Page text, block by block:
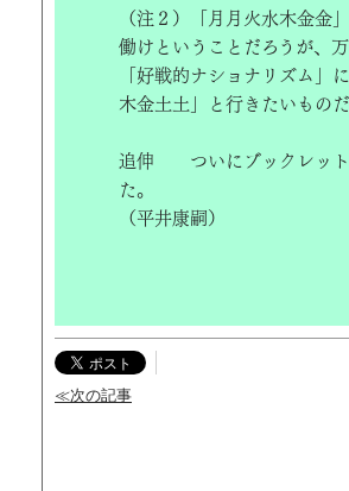
（注２）「月月火水木金金
働けということだろうが、
「好戦的ナショナリズム」
木金土土」と行きたいもの
追伸 ついにブックレット
た。
（平井康嗣）
≪次の記事